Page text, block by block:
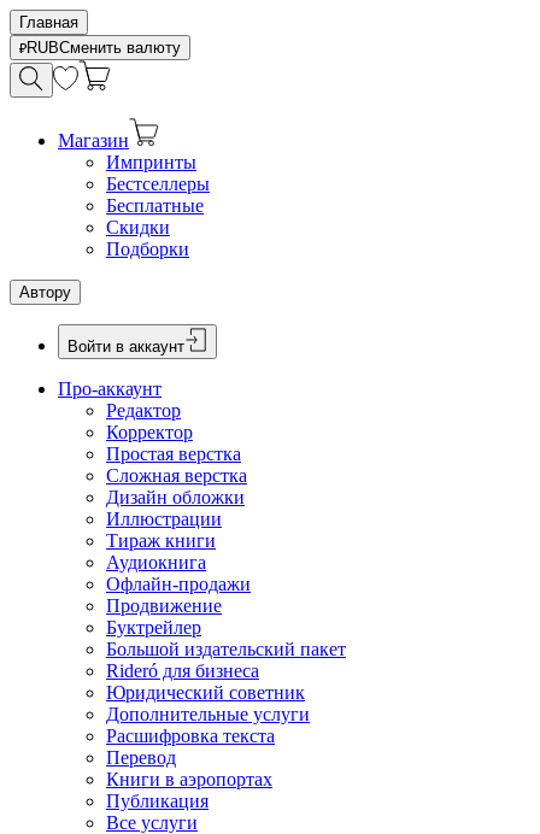
Главная
RUBСменить валюту
Магазин
Импринты
Бестселлеры
Бесплатные
Скидки
Подборки
Автору
Войти в аккаунт
Про-аккаунт
Редактор
Корректор
Простая верстка
Сложная верстка
Дизайн обложки
Иллюстрации
Тираж книги
Аудиокнига
Офлайн-продажи
Продвижение
Буктрейлер
Большой издательский пакет
Rideró для бизнеса
Юридический советник
Дополнительные услуги
Расшифровка текста
Перевод
Книги в аэропортах
Публикация
Все услуги